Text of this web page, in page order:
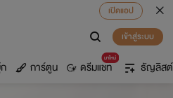
เปิดแอป
เข้าสู่ระบบ
การ์ตูน
มาใหม่
ดรีมแชท ธัญลิสต์